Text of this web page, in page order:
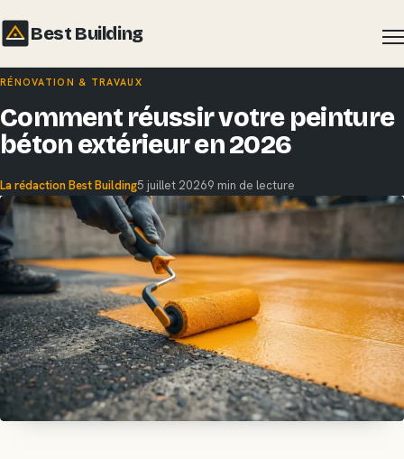
Best Building
Aller
au
contenu
RÉNOVATION & TRAVAUX
Comment réussir votre peinture
béton extérieur en 2026
La rédaction Best Building5 juillet 20269 min de lecture